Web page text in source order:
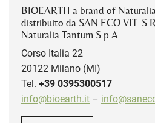
BIOEARTH a brand of
distribuito da SAN.ECO.VIT.
Naturalia Tantum S.p.A.
Corso Italia 22
20122 Milano (MI)
Tel. +39 0395300517
info@bioearth.it –